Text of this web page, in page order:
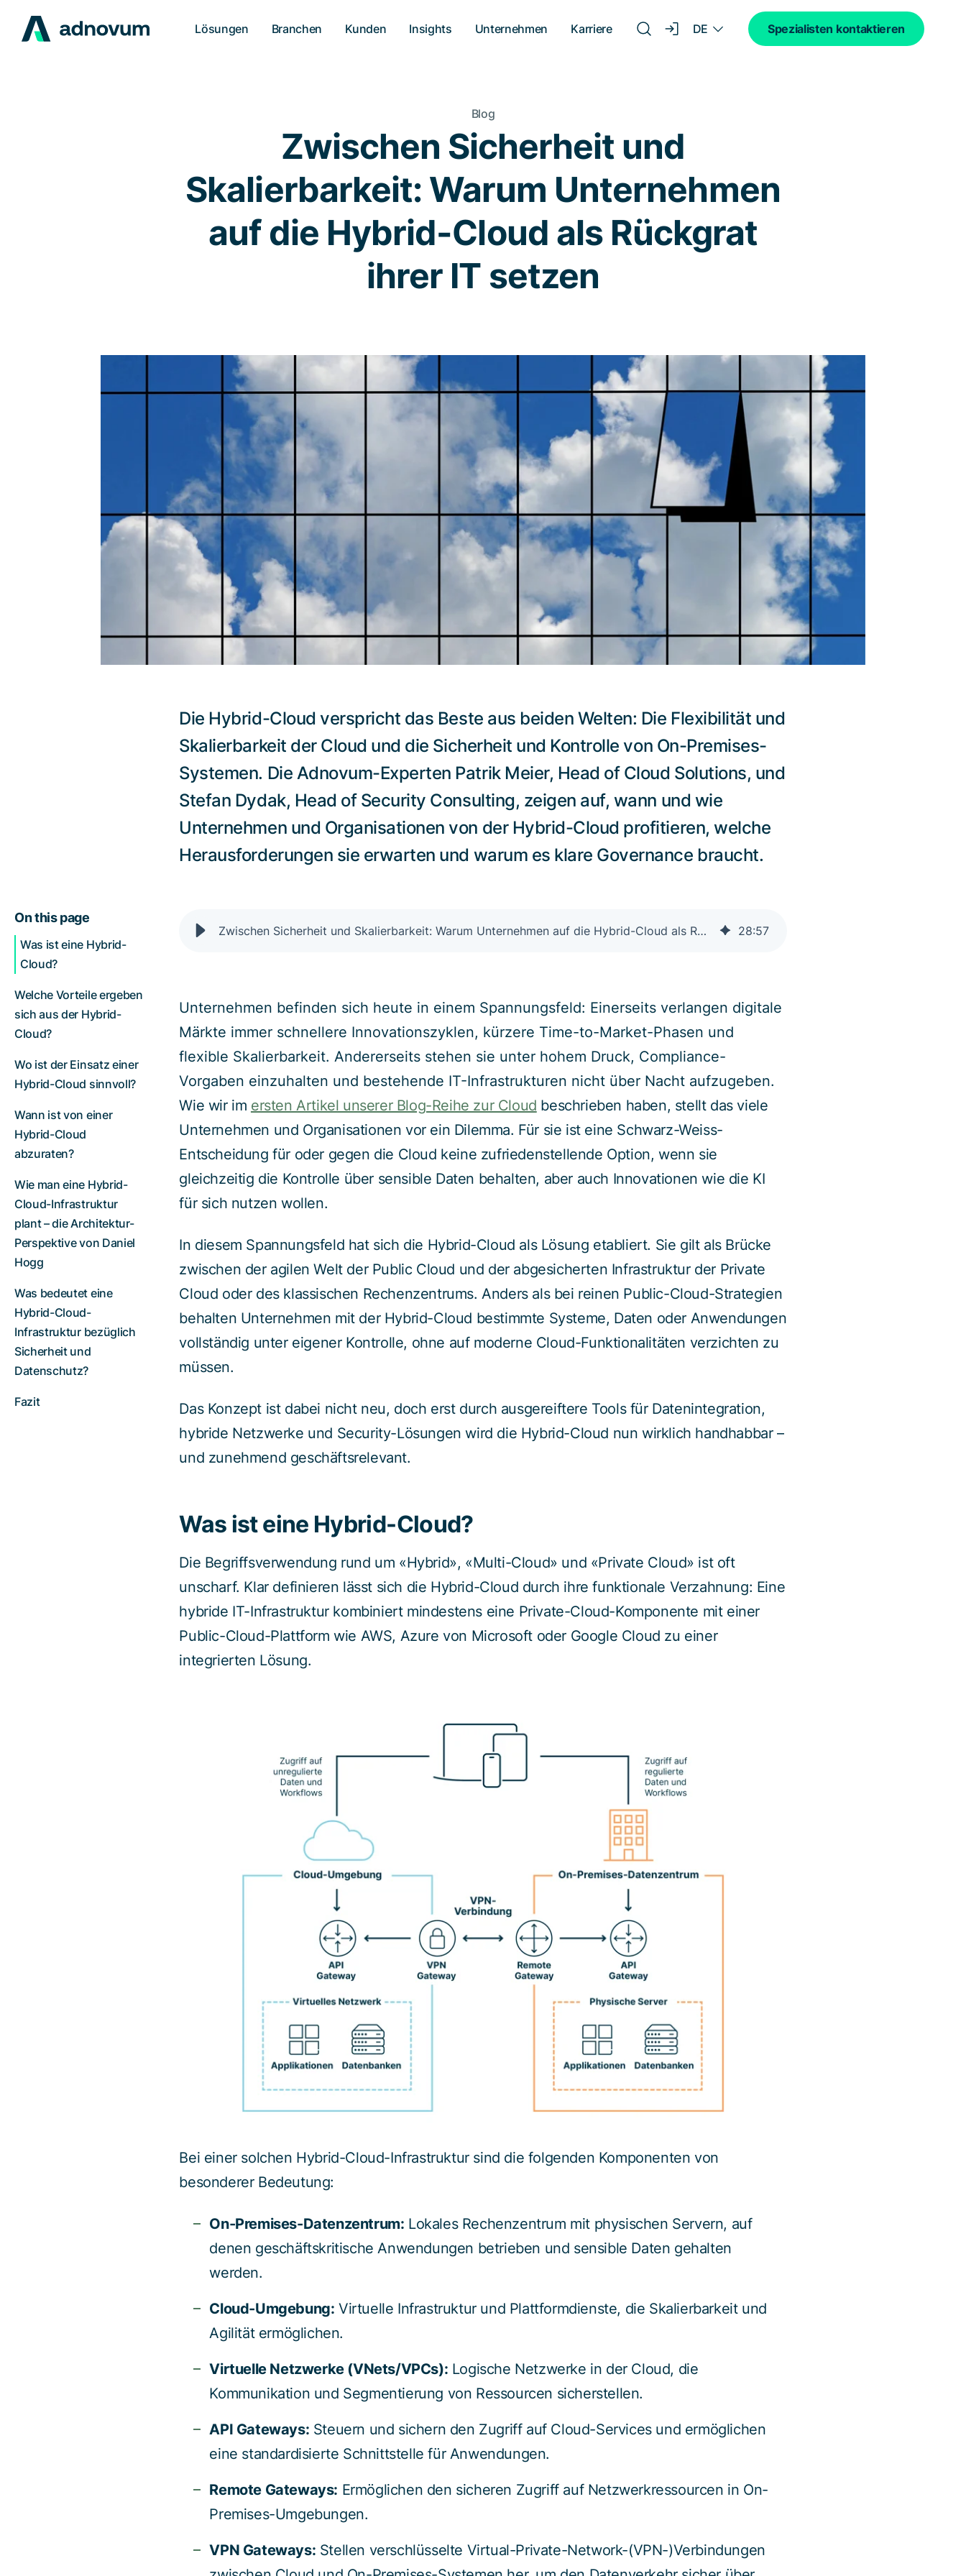
Lösungen Branchen Kunden Insights Unternehmen Karriere DE Spezialisten kontaktieren
Blog
Zwischen Sicherheit und
Skalierbarkeit: Warum Unternehmen
auf die Hybrid-Cloud als Rückgrat
ihrer IT setzen
Die Hybrid-Cloud verspricht das Beste aus beiden Welten: Die Flexibilität und
Skalierbarkeit der Cloud und die Sicherheit und Kontrolle von On-Premises-
Systemen. Die Adnovum-Experten Patrik Meier, Head of Cloud Solutions, und
Stefan Dydak, Head of Security Consulting, zeigen auf, wann und wie
Unternehmen und Organisationen von der Hybrid-Cloud profitieren, welche
Herausforderungen sie erwarten und warum es klare Governance braucht.
On this page
Was ist eine Hybrid-
Cloud?
Welche Vorteile ergeben
sich aus der Hybrid-
Cloud?
Wo ist der Einsatz einer
Hybrid-Cloud sinnvoll?
Wann ist von einer
Hybrid-Cloud
abzuraten?
Wie man eine Hybrid-
Cloud-Infrastruktur
plant – die Architektur-
Perspektive von Daniel
Hogg
Was bedeutet eine
Hybrid-Cloud-
Infrastruktur bezüglich
Sicherheit und
Datenschutz?
Fazit
Zwischen Sicherheit und Skalierbarkeit: Warum Unternehmen auf die Hybrid-Cloud als Rückgrat ihrer IT setzen 28:57
Unternehmen befinden sich heute in einem Spannungsfeld: Einerseits verlangen digitale
Märkte immer schnellere Innovationszyklen, kürzere Time-to-Market-Phasen und
flexible Skalierbarkeit. Andererseits stehen sie unter hohem Druck, Compliance-
Vorgaben einzuhalten und bestehende IT-Infrastrukturen nicht über Nacht aufzugeben.
Wie wir im ersten Artikel unserer Blog-Reihe zur Cloud beschrieben haben, stellt das viele
Unternehmen und Organisationen vor ein Dilemma. Für sie ist eine Schwarz-Weiss-
Entscheidung für oder gegen die Cloud keine zufriedenstellende Option, wenn sie
gleichzeitig die Kontrolle über sensible Daten behalten, aber auch Innovationen wie die KI
für sich nutzen wollen.
In diesem Spannungsfeld hat sich die Hybrid-Cloud als Lösung etabliert. Sie gilt als Brücke
zwischen der agilen Welt der Public Cloud und der abgesicherten Infrastruktur der Private
Cloud oder des klassischen Rechenzentrums. Anders als bei reinen Public-Cloud-Strategien
behalten Unternehmen mit der Hybrid-Cloud bestimmte Systeme, Daten oder Anwendungen
vollständig unter eigener Kontrolle, ohne auf moderne Cloud-Funktionalitäten verzichten zu
müssen.
Das Konzept ist dabei nicht neu, doch erst durch ausgereiftere Tools für Datenintegration,
hybride Netzwerke und Security-Lösungen wird die Hybrid-Cloud nun wirklich handhabbar –
und zunehmend geschäftsrelevant.
Was ist eine Hybrid-Cloud?
Die Begriffsverwendung rund um «Hybrid», «Multi-Cloud» und «Private Cloud» ist oft
unscharf. Klar definieren lässt sich die Hybrid-Cloud durch ihre funktionale Verzahnung: Eine
hybride IT-Infrastruktur kombiniert mindestens eine Private-Cloud-Komponente mit einer
Public-Cloud-Plattform wie AWS, Azure von Microsoft oder Google Cloud zu einer
integrierten Lösung.
Bei einer solchen Hybrid-Cloud-Infrastruktur sind die folgenden Komponenten von
besonderer Bedeutung:
On-Premises-Datenzentrum: Lokales Rechenzentrum mit physischen Servern, auf
denen geschäftskritische Anwendungen betrieben und sensible Daten gehalten
werden.
Cloud-Umgebung: Virtuelle Infrastruktur und Plattformdienste, die Skalierbarkeit und
Agilität ermöglichen.
Virtuelle Netzwerke (VNets/VPCs): Logische Netzwerke in der Cloud, die
Kommunikation und Segmentierung von Ressourcen sicherstellen.
API Gateways: Steuern und sichern den Zugriff auf Cloud-Services und ermöglichen
eine standardisierte Schnittstelle für Anwendungen.
Remote Gateways: Ermöglichen den sicheren Zugriff auf Netzwerkressourcen in On-
Premises-Umgebungen.
VPN Gateways: Stellen verschlüsselte Virtual-Private-Network-(VPN-)Verbindungen